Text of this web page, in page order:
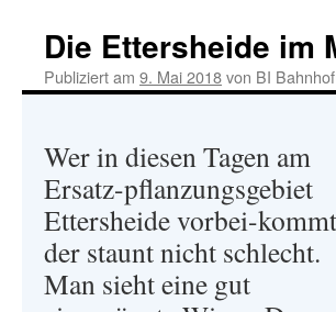
Die Ettersheide im
Publiziert am 9. Mai 2018von BI
Wer in diesen Tagen am
Ersatz-pflanzungsgebiet
Ettersheide vorbei-
der staunt nicht schlecht.
Man sieht eine gut